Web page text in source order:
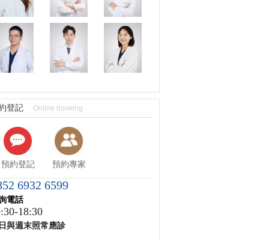
登記 Online booking
預約登記 預約專家
6932 6599
電話
18:30
與週末照常應診